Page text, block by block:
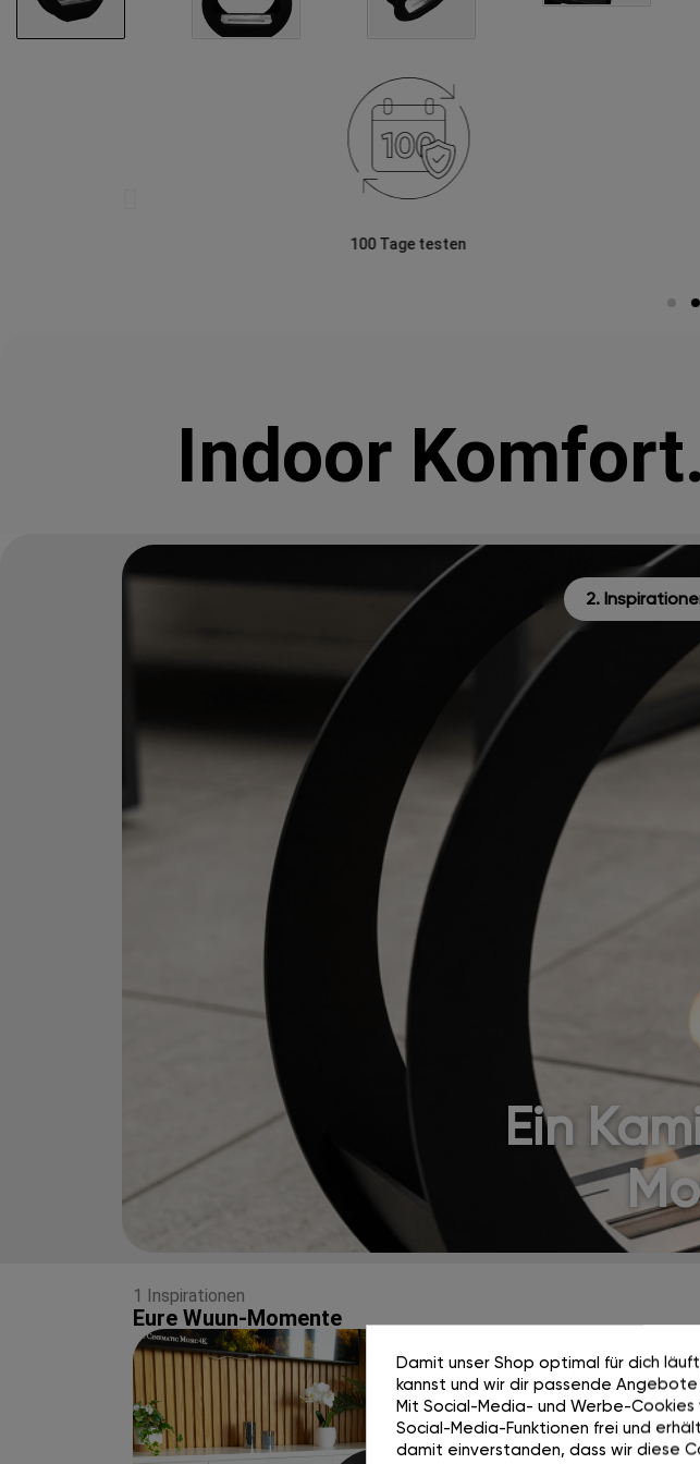
100 Tage testen
Indoor
2.
Ein
1 Inspirationen
Eure Wuun-Momente
Damit unser Shop optimal für dich
kannst und wir dir passende
Mit Social-Media- und Werbe-
Social-Media-Funktionen frei und
damit einverstanden, dass wir diese